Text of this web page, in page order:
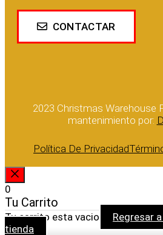
CONTACTAR
2023 Christmas Warehouse
mantenimiento por:
Política De Privacidad
CERRAR
0
Tu Carrito
Tu carrito esta vacio
Regresar
tienda